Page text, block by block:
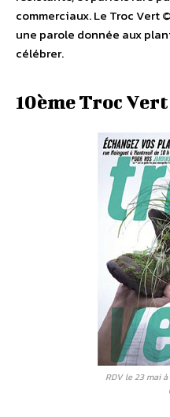
commerciaux. Le Troc Vert
une parole donnée aux
célébrer.
10ème Troc
RDV le 23 mai